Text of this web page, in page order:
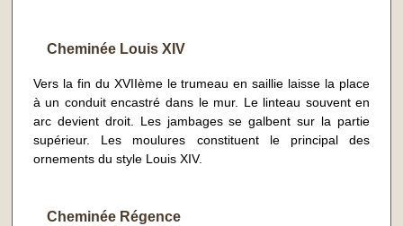
Cheminée Louis XIV
Vers la fin du XVIIème le trumeau en saillie laisse la place
à un conduit encastré dans le mur. Le linteau souvent en
arc devient droit. Les jambages se galbent sur la partie
supérieur. Les moulures constituent le principal des
ornements du style Louis XIV.
Cheminée Régence